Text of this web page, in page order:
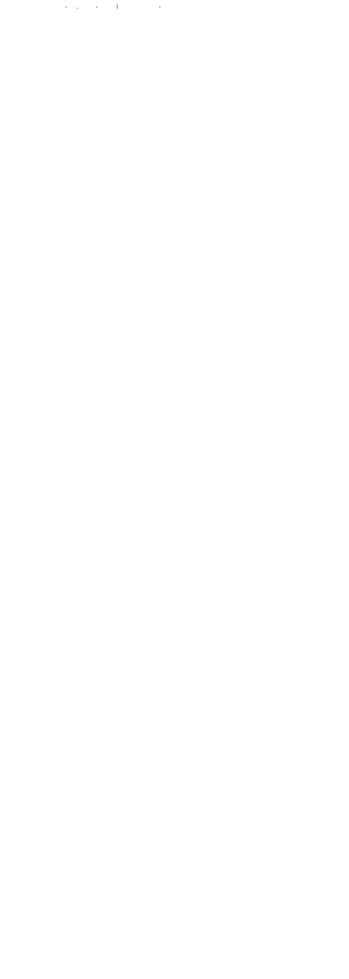
www.victoriaplasencia.com